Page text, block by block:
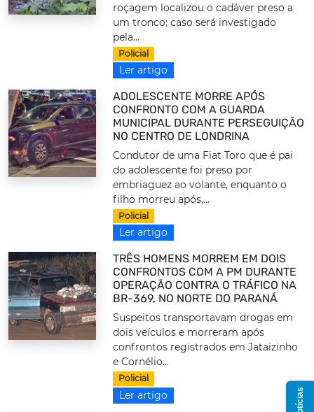
roçagem localizou o cadáver preso a
um tronco; caso será investigado
pela...
Policial
Ler artigo
ADOLESCENTE MORRE APÓS
CONFRONTO COM A GUARDA
MUNICIPAL DURANTE PERSEGUIÇÃO
NO CENTRO DE LONDRINA
Condutor de uma Fiat Toro que é pai
do adolescente foi preso por
embriaguez ao volante, enquanto o
filho morreu após,...
Policial
Ler artigo
TRÊS HOMENS MORREM EM DOIS
CONFRONTOS COM A PM DURANTE
OPERAÇÃO CONTRA O TRÁFICO NA
BR-369, NO NORTE DO PARANÁ
Suspeitos transportavam drogas em
dois veículos e morreram após
confrontos registrados em Jataizinho
e Cornélio...
Policial
Ler artigo